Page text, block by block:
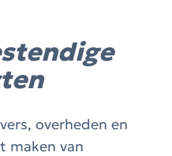
overheden en
maken van